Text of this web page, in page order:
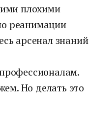
плохими
реанимации
арсенал знаний
Но делать это